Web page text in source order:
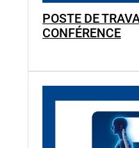
POSTE DE
CONFÉRENCE